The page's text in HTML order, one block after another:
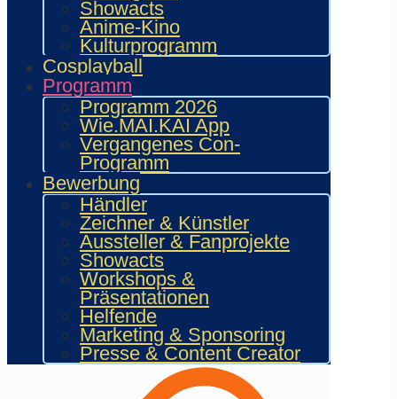
Showacts
Anime-Kino
Kulturprogramm
Cosplayball
Programm
Programm 2026
Wie.MAI.KAI App
Vergangenes Con-
Programm
Bewerbung
Händler
Zeichner & Künstler
Aussteller & Fanprojekte
Showacts
Workshops &
Präsentationen
Helfende
Marketing & Sponsoring
Presse & Content Creator